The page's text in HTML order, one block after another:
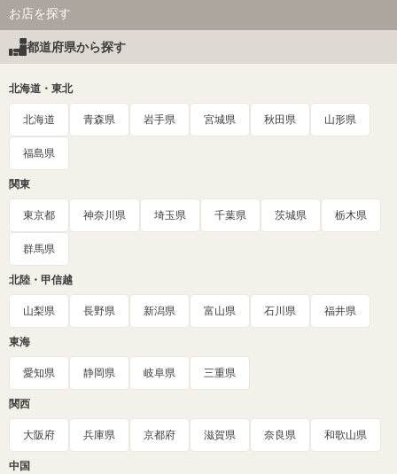
お店を探す
都道府県から探す
北海道・東北
北海道 青森県 岩手県 宮城県 秋田県 山形県
福島県
関東
東京都 神奈川県 埼玉県 千葉県 茨城県 栃木県
群馬県
北陸・甲信越
山梨県 長野県 新潟県 富山県 石川県 福井県
東海
愛知県 静岡県 岐阜県 三重県
関西
大阪府 兵庫県 京都府 滋賀県 奈良県 和歌山県
中国